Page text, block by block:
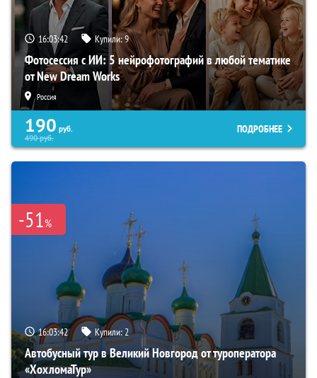
16:03:41 Купили:9
Фотосессия с ИИ: 5 нейрофотографий в любой тематике
от New Dream Works
Россия
190 руб.
490руб.
ПОДРОБНЕЕ
-51%
16:03:41 Купили:2
Автобусный тур в Великий Новгород от туроператора
«ХохломаТур»